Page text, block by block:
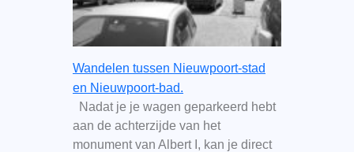
Wandelen tussen Nieuwpoort-stad
en Nieuwpoort-bad.
Nadat je je wagen geparkeerd hebt
aan de achterzijde van het
monument van Albert I, kan je direct